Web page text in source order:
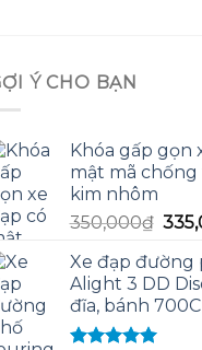
Ý CHO BẠN
Khóa gấp gọn
mật mã
kim nhôm
350,000₫ Giá
là:
Xe đạp đường
Alight 3 DD
đĩa, bánh